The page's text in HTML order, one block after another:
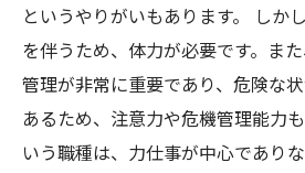
というやりがいもあります。 しか
を伴うため、体力が必要です。ま
管理が非常に重要であり、危険な
あるため、注意力や危機管理能力
いう職種は、力仕事が中心であり